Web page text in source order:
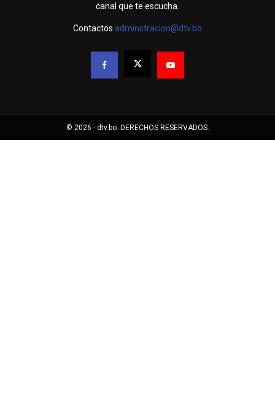
canal que te escucha.
Contactos adminstracion@dtv.bo
© 2026 - dtv.bo. DERECHOS RESERVADOS.